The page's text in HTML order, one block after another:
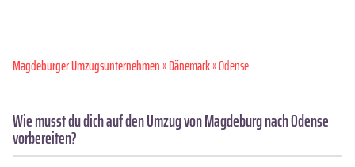
Magdeburger Umzugsunternehmen»Dänemark» Odense
Wie musst du dich auf den Umzug von Magdeburg nach Odense
vorbereiten?